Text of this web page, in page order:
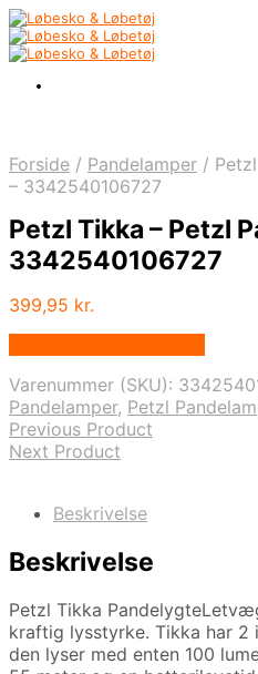
Forside / Pandelamper /
– 3342540106727
Petzl Tikka – Petzl
3342540106727
399,95 kr.
Varenummer (SKU):
Pandelamper, Petzl
Previous Product
Next Product
Beskrivelse
Beskrivelse
Petzl Tikka
kraftig lysstyrke. Tikka har 2
den lyser med enten 100